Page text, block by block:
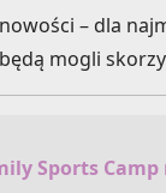
– dla
mogli
Sports